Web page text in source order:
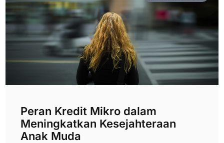
Peran Kredit Mikro dalam
Meningkatkan Kesejahteraan
Anak Muda